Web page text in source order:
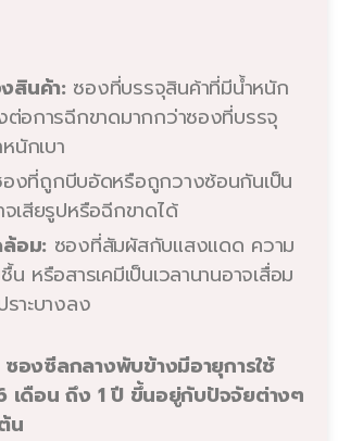
สินค้า: ซองที่บรรจุสินค้าที่มีน้ำหนัก
ต่อการฉีกขาดมากกว่าซองที่บรรจุ
นักเบา
งที่ถูกบีบอัดหรือถูกวางซ้อนกันเป็น
จเสียรูปหรือฉีกขาดได้
อม: ซองที่สัมผัสกับแสงแดด ความ
หรือสารเคมีเป็นเวลานานอาจเสื่อม
ราะบางลง
องซีลกลางพับข้างมีอายุการใช้
เดือน ถึง 1 ปี ขึ้นอยู่กับปัจจัยต่างๆ
น